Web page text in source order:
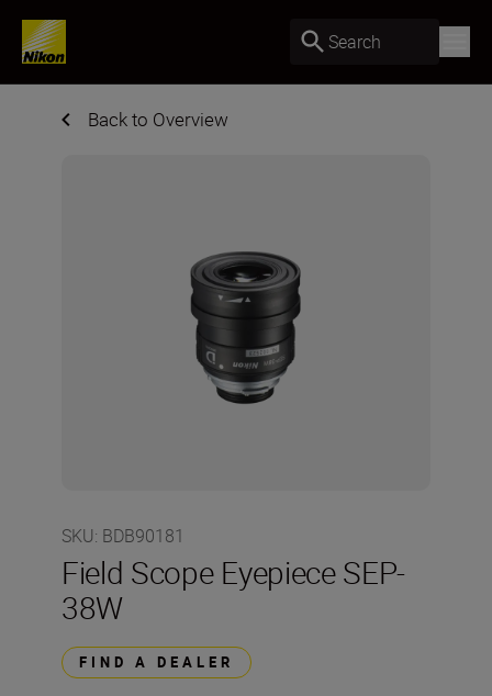
Search
Back to Overview
SKU: BDB90181
Field Scope Eyepiece SEP-
38W
FIND A DEALER